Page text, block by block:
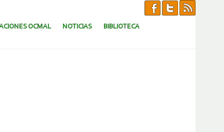
OCMAL NOTICIAS BIBLIOTECA